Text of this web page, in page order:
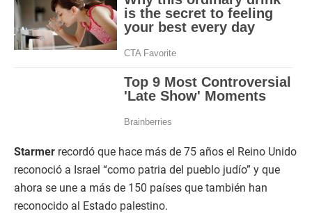
Starmer recordó que hace más de 75 años el Reino Unido
reconoció a Israel “como patria del pueblo judío” y que
ahora se une a más de 150 países que también han
reconocido al Estado palestino.